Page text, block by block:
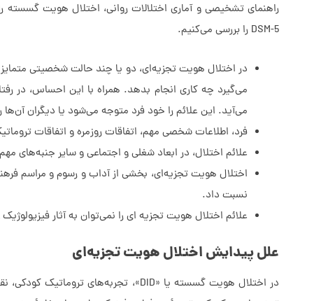
راهنمای تشخیصی و آماری اختلالات روانی، اختلال هویت
DSM-5 را بررسی می‌کنیم.
در اختلال هویت تجزیه‌ای، دو یا چند حالت شخصیتی
می‌گیرد چه کاری انجام بدهد. همراه با این احساس، در
می‌آید. این علائم را خود فرد متوجه می‌شود یا دیگران آن‌ها
فرد، اطلاعات شخصی مهم، اتفاقات روزمره و اتفاقات
علائم اختلال، در ابعاد شغلی و اجتماعی و سایر
اختلال هویت تجزیه‌ای، بخشی از آداب و رسوم و مراسم
نسبت داد.
علائم اختلال هویت تجزیه ای را نمی‌توان به آثار
علل پیدایش اختلال هویت تجزیه‌ای